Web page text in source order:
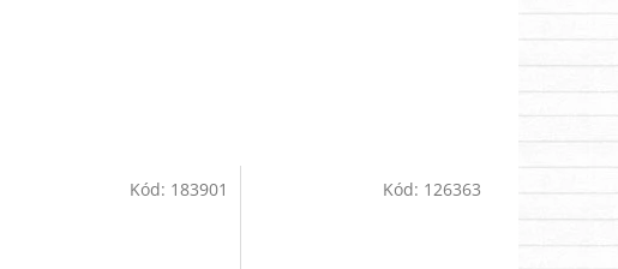
Kód: 183901 Kód: 126363